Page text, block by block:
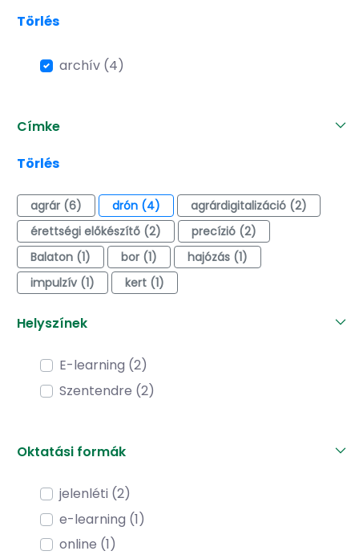
Törlés
archív (4)
Címke
Törlés
agrár (6) drón (4)
agrárdigitalizáció (2)
érettségi előkészítő (2)
precízió (2)
Balaton (1)
bor (1)
hajózás (1)
impulzív (1)
kert (1)
Helyszínek
E-learning (2)
Szentendre (2)
Oktatási formák
jelenléti (2)
e-learning (1)
online (1)